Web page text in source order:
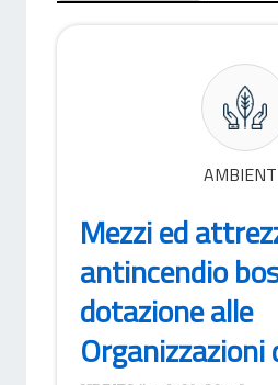
Mezzi ed
antincendio
dotazione alle
Organizzazioni